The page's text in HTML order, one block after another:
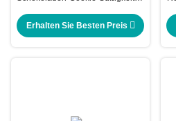
Verpackungskiste
Erhalten Sie Besten Preis